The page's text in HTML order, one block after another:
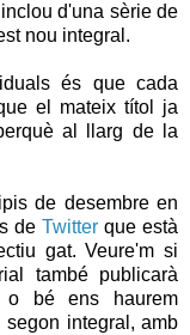
d'una sèrie de
nou integral.
és que cada
el mateix títol ja
al llarg de la
de desembre en
de Twitterque està
gat. Veure'm si
també publicarà
o bé ens haurem
integral, amb